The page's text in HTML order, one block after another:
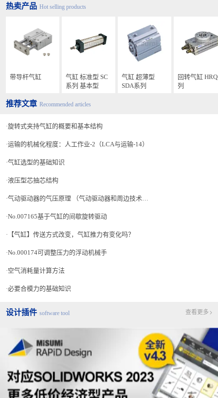
气缸的动作模式如（【图3】）所示，有加速区域、等速区域、减
速区域三种模式，加速·减速区域不能获得动作稳定性。停止位置需
要精确时，使用等速区域范围内。
从下一讲开始，我们将针对组成自动设备、治具设备零件的加工方
法和加工技术的基本进行解说。
热卖产品 Hot selling products
带导杆气缸
气缸 标准型 SC
系列 基本型
气缸 超薄型
SDA系列
回转气缸
列
推荐文章 Recommended articles
旋转式夹持气缸的概要和基本结构
运输的机械化程度：人工作业-2（LCA与运输-14）
气缸选型的基础知识
液压型芯抽芯结构
气动驱动器的气压原理 （气动驱动器和周边技术-2）
No.007165基于气缸的间歇旋转驱动
【气缸】传送方式改变，气缸推力有变化吗？
No.000174可调整压力的浮动机械手
空气消耗量计算方法
必要合模力的基础知识
设计插件 software tool 查看更多